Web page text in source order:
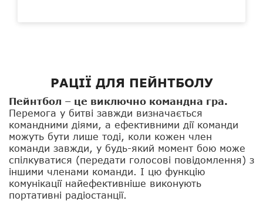
РАЦІЇ ДЛЯ ПЕЙНТБОЛУ
Пейнтбол – це виключно командна гра.
Перемога у битві завжди визначається
командними діями, а ефективними дії команди
можуть бути лише тоді, коли кожен член
команди завжди, у будь-який момент бою може
спілкуватися (передати голосові повідомлення) з
іншими членами команди. І цю функцію
комунікації найефективніше виконують
портативні радіостанції.